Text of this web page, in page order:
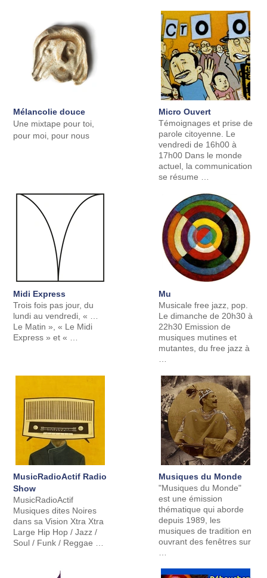
Mélancolie douce
Une mixtape pour toi,
pour moi, pour nous
Micro Ouvert
Témoignages et prise de
parole citoyenne. Le
vendredi de 16h00 à
17h00 Dans le monde
actuel, la communication
se résume …
Midi Express
Trois fois pas jour, du
lundi au vendredi, « …
Le Matin », « Le Midi
Express » et « …
Mu
Musicale free jazz, pop.
Le dimanche de 20h30 à
22h30 Emission de
musiques mutines et
mutantes, du free jazz à
…
MusicRadioActif Radio
Show
MusicRadioActif
Musiques dites Noires
dans sa Vision Xtra Xtra
Large Hip Hop / Jazz /
Soul / Funk / Reggae …
Musiques du Monde
"Musiques du Monde"
est une émission
thématique qui aborde
depuis 1989, les
musiques de tradition en
ouvrant des fenêtres sur